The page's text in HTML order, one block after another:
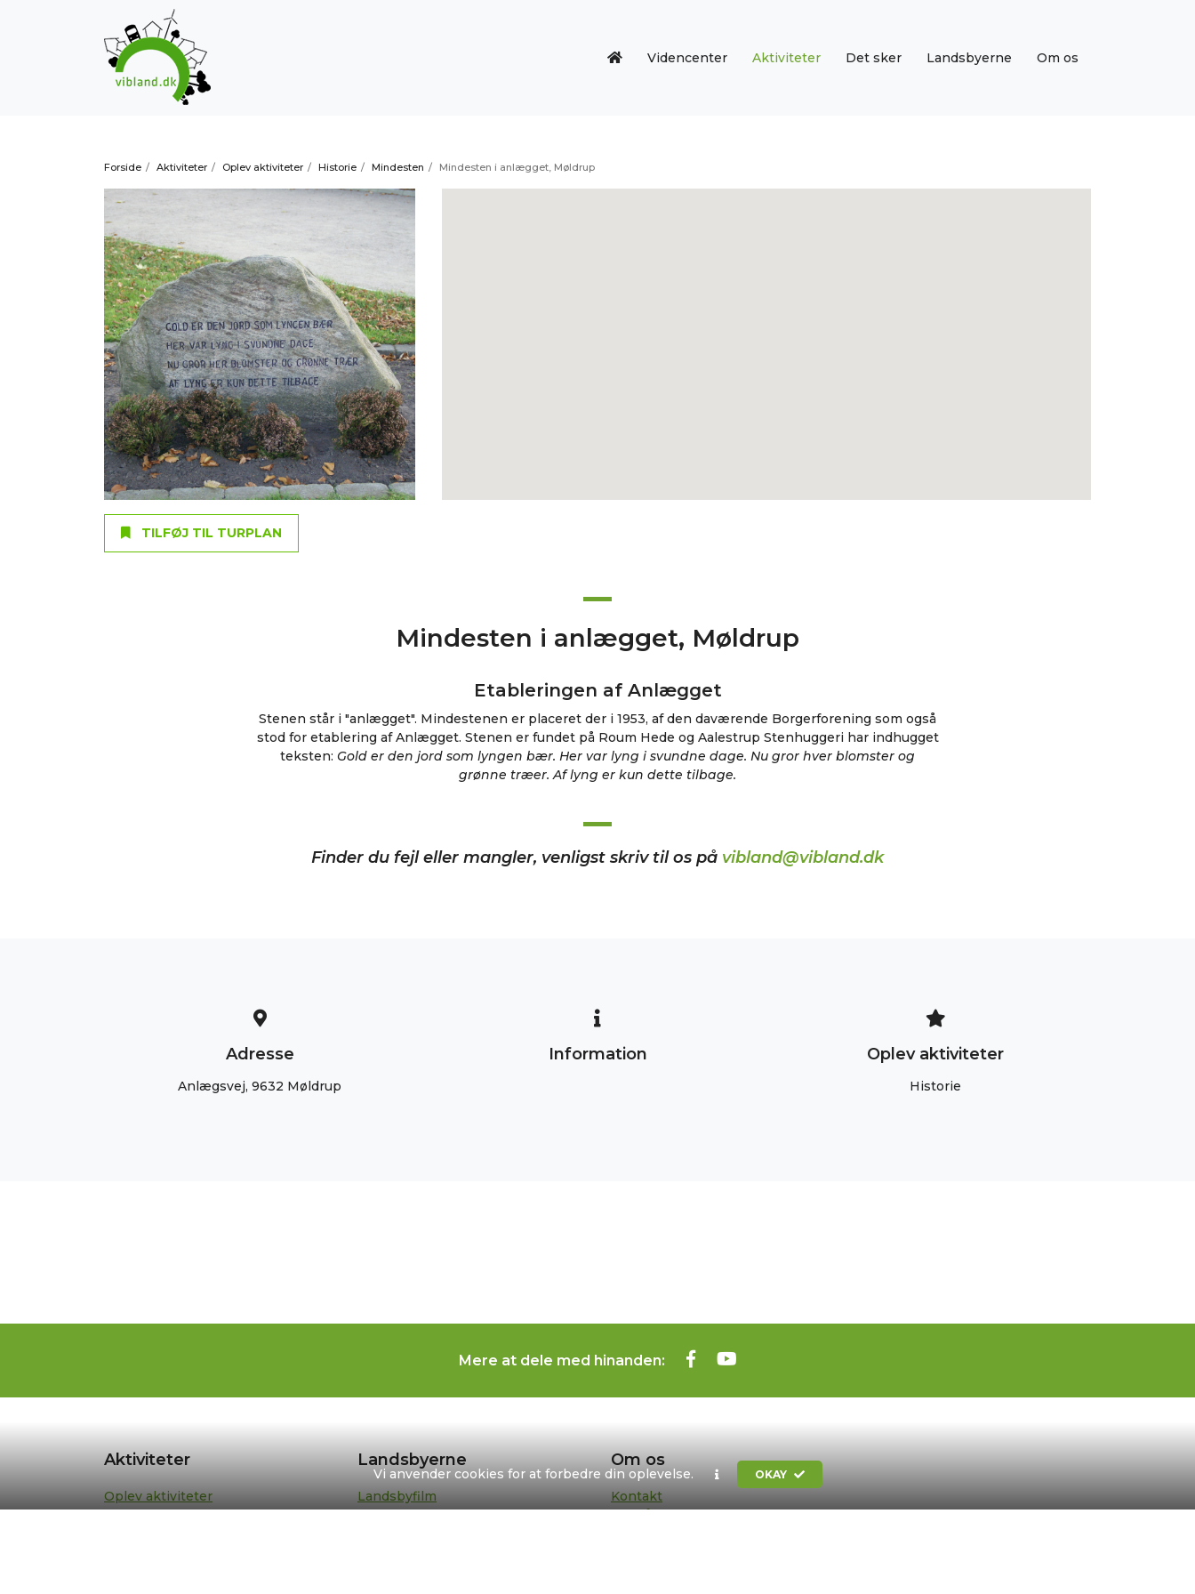
Vi anvender cookies for at forbedre din oplevelse. OKAY
Videncenter Aktiviteter Det sker Landsbyerne Om os
Forside / Aktiviteter / Oplev aktiviteter / Historie / Mindesten / Mindesten i anlægget, Møldrup
TILFØJ TIL TURPLAN
Mindesten i anlægget, Møldrup
Etableringen af Anlægget
Stenen står i "anlægget". Mindestenen er placeret der i 1953, af den daværende Borgerforening som også
stod for etablering af Anlægget. Stenen er fundet på Roum Hede og Aalestrup Stenhuggeri har indhugget
teksten: Gold er den jord som lyngen bær. Her var lyng i svundne dage. Nu gror hver blomster og
grønne træer. Af lyng er kun dette tilbage.
Finder du fejl eller mangler, venligst skriv til os på vibland@vibland.dk
Adresse
Anlægsvej, 9632 Møldrup
Information Oplev aktiviteter
Historie
Mere at dele med hinanden:
Aktiviteter
Oplev aktiviteter
Anbefalede ture
Landsbyerne
Landsbyfilm
Landsbypedeller
Om os
Kontakt
Formål og strategi